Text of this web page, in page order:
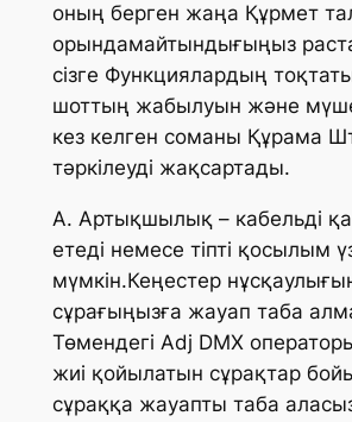
оның берген жаңа Құрмет
орындамайтындығыңыз
сізге Функциялардың
шоттың жабылуын және
кез келген соманы Құрама
тәркілеуді жақсартады.
A. Артықшылық – кабельді
етеді немесе тіпті қосылым
мүмкін.Кеңестер
сұрағыңызға жауап таба
Төмендегі Adj DMX
жиі қойылатын сұрақтар
сұраққа жауапты таба